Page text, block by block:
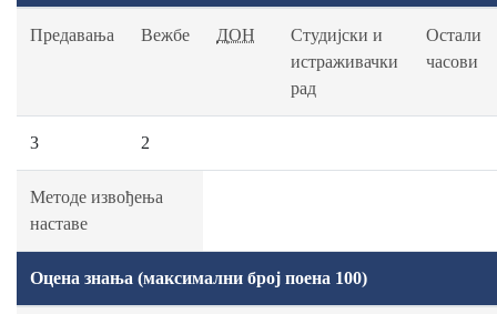
Предавања Вежбе ДОН
Студијски и
истраживачки
рад
Остали
часови
3 2
Методе извођења
наставе
Оцена знања (максимални број поена 100)